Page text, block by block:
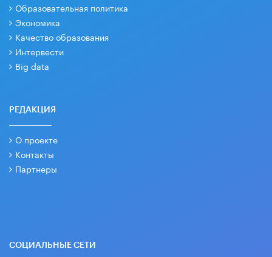
Образовательная политика
Экономика
Качество образования
Интервести
Big data
РЕДАКЦИЯ
О проекте
Контакты
Партнеры
СОЦИАЛЬНЫЕ СЕТИ